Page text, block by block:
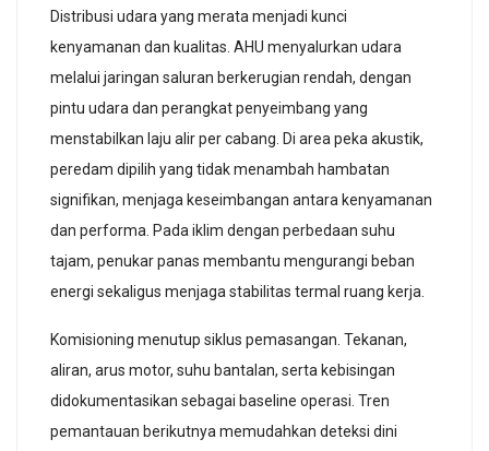
Distribusi udara yang merata menjadi kunci
kenyamanan dan kualitas. AHU menyalurkan udara
melalui jaringan saluran berkerugian rendah, dengan
pintu udara dan perangkat penyeimbang yang
menstabilkan laju alir per cabang. Di area peka akustik,
peredam dipilih yang tidak menambah hambatan
signifikan, menjaga keseimbangan antara kenyamanan
dan performa. Pada iklim dengan perbedaan suhu
tajam, penukar panas membantu mengurangi beban
energi sekaligus menjaga stabilitas termal ruang kerja.
Komisioning menutup siklus pemasangan. Tekanan,
aliran, arus motor, suhu bantalan, serta kebisingan
didokumentasikan sebagai baseline operasi. Tren
pemantauan berikutnya memudahkan deteksi dini